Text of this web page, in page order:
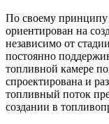
По своему принципу
ориентирован на
независимо от
постоянно
топливной камере
спроектирована и
топливный поток
создании в